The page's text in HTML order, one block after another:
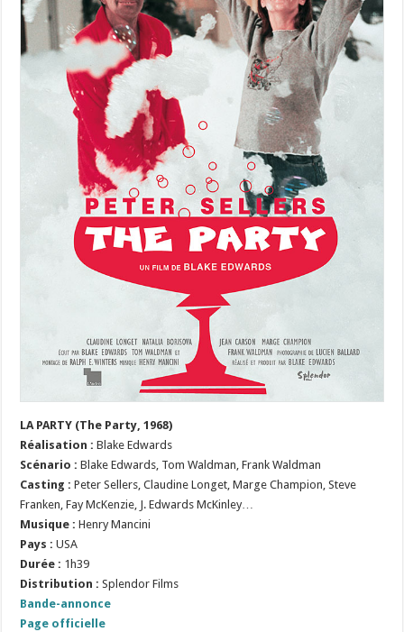
LA PARTY (The Party, 1968)
Réalisation :Blake Edwards
Scénario : Blake Edwards, Tom Waldman, Frank Waldman
Casting :Peter Sellers, Claudine Longet, Marge Champion, Steve
Franken, Fay McKenzie, J. Edwards McKinley…
Musique : Henry Mancini
Pays : USA
Durée : 1h39
Distribution : Splendor Films
Bande-annonce
Page officielle